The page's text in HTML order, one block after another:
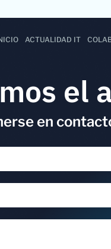
ACTUALIDAD IT
el
en